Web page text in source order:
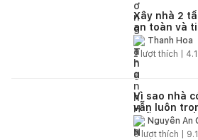
Xây nhà 2
an toàn và
Thanh Hoa
2lượt thích |
Vì sao nhà
vẫn luôn
chỗ chứa
Nguyễn An
5lượt thích |